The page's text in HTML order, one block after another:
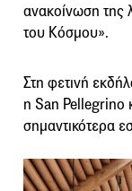
ανακοίνωση της
του Κόσμου».
Στη φετινή
η San Pellegrino
σημαντικότερα